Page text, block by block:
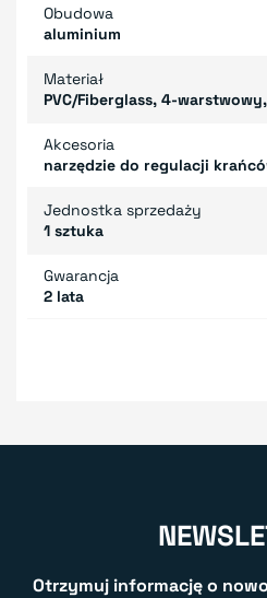
Obudowa
aluminium
Materiał
PVC/Fiberglass, 4-
Akcesoria
narzędzie do regulacji
Jednostka sprzedaży
1 sztuka
Gwarancja
2 lata
Otrzymuj informację o